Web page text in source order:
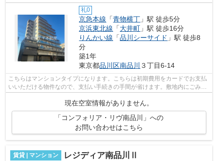
礼0
京急本線 「青物横丁 」駅 徒歩5分
京浜東北線 「大井町 」駅 徒歩16分
りんかい線 「品川シーサイド 」駅 徒歩8
分
築1年
東京都品川区南品川 ３丁目6-14
こちらはマンションタイプになります。こちらは初期費用をカードでお支払
いいただける物件なので、支払い手続きの手間が省けます。敷地内にごみ置
き場があるので、ごみ出しも便利です...
現在空室情報がありません。
「コンフォリア・リヴ南品川」への
お問い合わせはこちら
賃貸 | マンション レジディア南品川Ⅱ